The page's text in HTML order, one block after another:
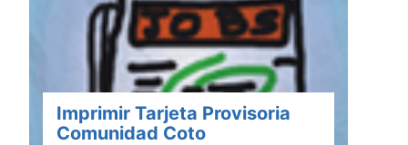
Imprimir Tarjeta Provisoria
Comunidad Coto